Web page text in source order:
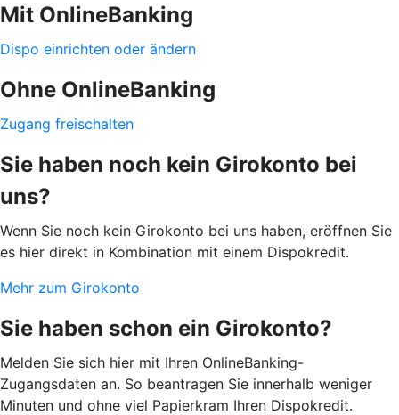
Mit OnlineBanking
Dispo einrichten oder ändern
Ohne OnlineBanking
Zugang freischalten
Sie haben noch kein Girokonto bei
uns?
Wenn Sie noch kein Girokonto bei uns haben, eröffnen Sie
es hier direkt in Kombination mit einem Dispokredit.
Mehr zum Girokonto
Sie haben schon ein Girokonto?
Melden Sie sich hier mit Ihren OnlineBanking-
Zugangsdaten an. So beantragen Sie innerhalb weniger
Minuten und ohne viel Papierkram Ihren Dispokredit.